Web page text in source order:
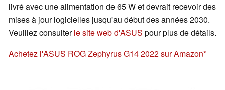
livré avec une alimentation de 65 W et devrait recevoir des
mises à jour logicielles jusqu'au début des années 2030.
Veuillez consulterle site web d'ASUS pour plus de détails.
Achetez l'ASUS ROG Zephyrus G14 2022 sur Amazon